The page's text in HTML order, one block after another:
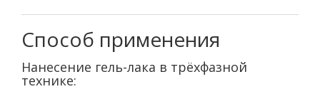
Нанесение гель-лака в трёхфазной
технике: